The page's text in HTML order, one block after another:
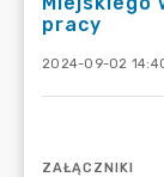
pracy
2024-09-02
ZAŁĄCZNIKI